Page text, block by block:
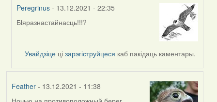
Peregrinus - 13.12.2021 - 22:35
In
Бiяразнастайнасць!!!?
Увайдзіце цізарэгіструйцеся каб пакідаць каментары.
Feather- 13.12.2021 - 11:38